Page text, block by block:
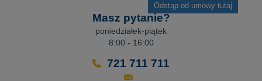
Odstąp od umowy tutaj
Masz pytanie?
poniedziałek-piątek
8:00 - 16:00
721 711 711